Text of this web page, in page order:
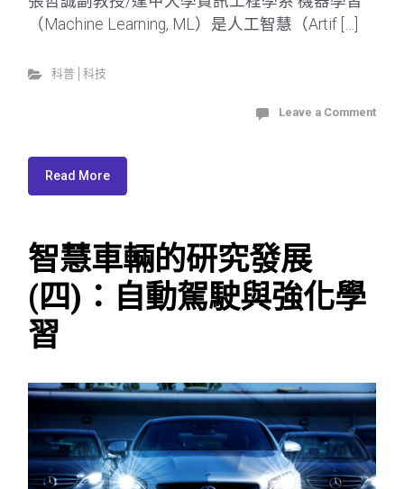
（Machine Learning, ML）是人工智慧（Artif […]
科普│科技
Leave a Comment
Read More
智慧車輛的研究發展
(四)：自動駕駛與強化學
習